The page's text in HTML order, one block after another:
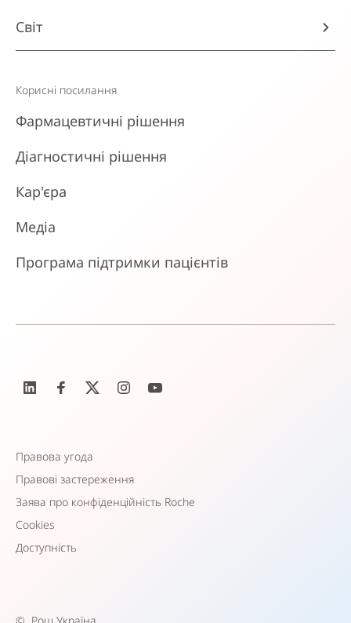
Світ
Корисні посилання
Фармацевтичні рішення
Діагностичні рішення
Кар'єра
Медіа
Програма підтримки пацієнтів
Правова угода
Правові застереження
Заява про конфіденційність Roche
Cookies
Доступність